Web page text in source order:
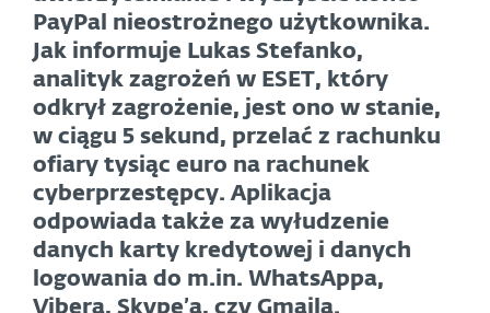
PayPal nieostrożnego użytkownika.
Jak informuje Lukas Stefanko,
analityk zagrożeń w ESET, który
odkrył zagrożenie, jest ono w stanie,
w ciągu 5 sekund, przelać z rachunku
ofiary tysiąc euro na rachunek
cyberprzestępcy. Aplikacja
odpowiada także za wyłudzenie
danych karty kredytowej i danych
logowania do m.in. WhatsAppa,
Vibera, Skype’a, czy Gmaila.